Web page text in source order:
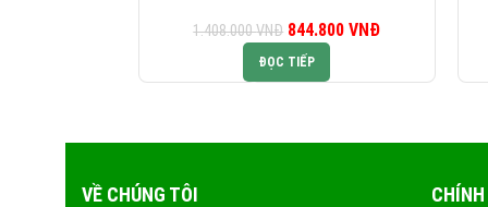
1.408.000VNĐ
Giá gốc là:
1.408.000 VNĐ.
844.800VNĐ
ĐỌC TIẾP
VỀ CHÚNG TÔI